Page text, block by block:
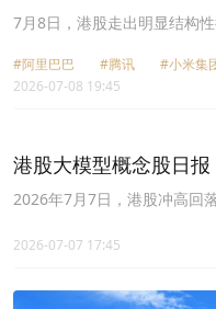
米联手反攻
7月8日，港股走出明显结构
#阿里巴巴 #腾讯
#小米集
2026-07-08 19:45
港股大模型概念股日报
2026年7月7日，港股冲高回
跌12.0%，商汤-W跌6.7%。
2026-07-07 17:45